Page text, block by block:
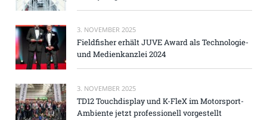
3. NOVEMBER 2025
Fieldfisher erhält JUVE Award als Technologie-
und Medienkanzlei 2024
3. NOVEMBER 2025
TD12 Touchdisplay und K-FleX im Motorsport-
Ambiente jetzt professionell vorgestellt